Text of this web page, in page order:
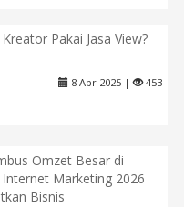
Pakai Jasa View?
8 Apr 2025 | 453
Omzet Besar di
Marketing 2026
Bisnis